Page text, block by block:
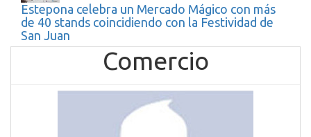
Estepona celebra un Mercado Mágico con más
de 40 stands coincidiendo con la Festividad de
San Juan
Comercio